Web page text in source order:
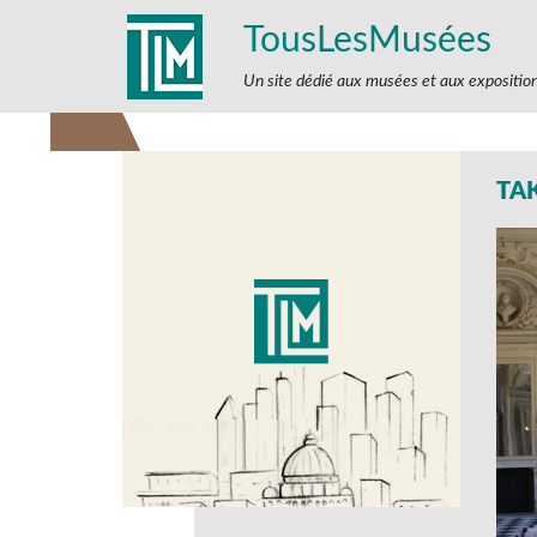
TousLesMusées
Un site dédié aux musées et aux